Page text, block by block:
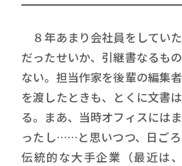
８年あまり会社員をしてい
だったせいか、引継書なるも
ない。担当作家を後輩の編集
を渡したときも、とくに文書
る。まあ、当時オフィスには
ったし……と思いつつ、日ご
伝統的な大手企業（最近は